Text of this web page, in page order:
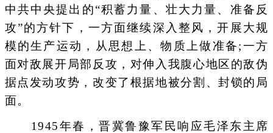
中共中央提出的“积蓄力量、壮大力量、准备反
攻”的方针下，一方面继续深入整风，开展大规
模的生产运动，从思想上、物质上做准备;一方
面对敌展开局部反攻，对伸入我腹心地区的敌伪
据点发动攻势，改变了根据地被分割、封锁的局
面。
1945年春，晋冀鲁豫军民响应毛泽东主席